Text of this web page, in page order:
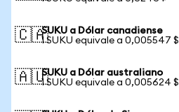
🇨🇦SUKU a Dólar canadiense
1 SUKU equivale a 0,005547 $
🇦🇺SUKU a Dólar australiano
1 SUKU equivale a 0,005624 $